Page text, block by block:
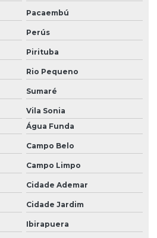
preditiva
equipamentos industriais
eixo
Pacaembú
Perús
Pirituba
Rio Pequeno
Sumaré
Vila Sonia
Água Funda
Campo Belo
Campo Limpo
Cidade Ademar
Cidade Jardim
Ibirapuera